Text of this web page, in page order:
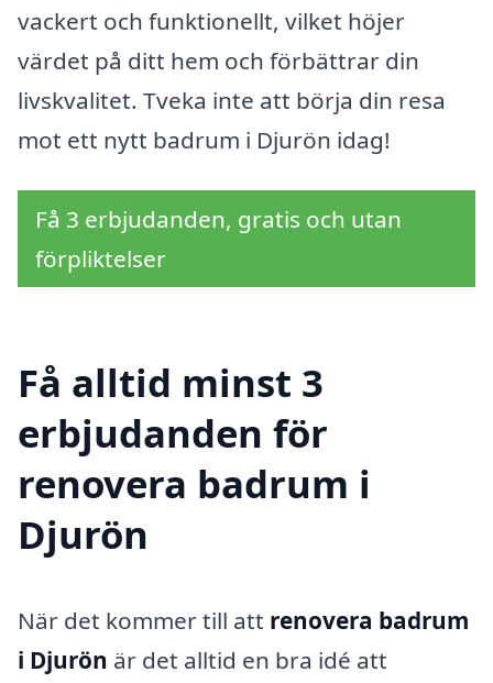
vackert och funktionellt, vilket höjer
värdet på ditt hem och förbättrar din
livskvalitet. Tveka inte att börja din resa
mot ett nytt badrum i Djurön idag!
Få 3 erbjudanden, gratis och utan
förpliktelser
Få alltid minst 3
erbjudanden för
renovera badrum i
Djurön
När det kommer till att renovera badrum
i Djurön är det alltid en bra idé att